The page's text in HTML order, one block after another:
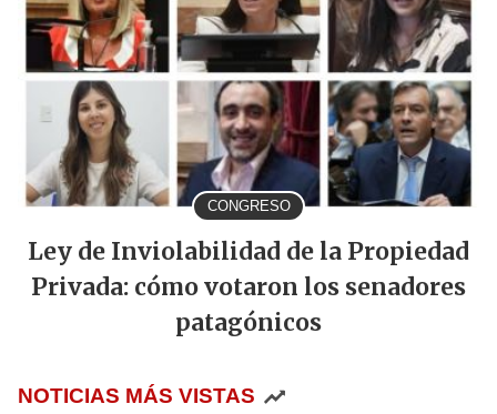
CONGRESO
Ley de Inviolabilidad de la Propiedad
Privada: cómo votaron los senadores
patagónicos
NOTICIAS MÁS VISTAS